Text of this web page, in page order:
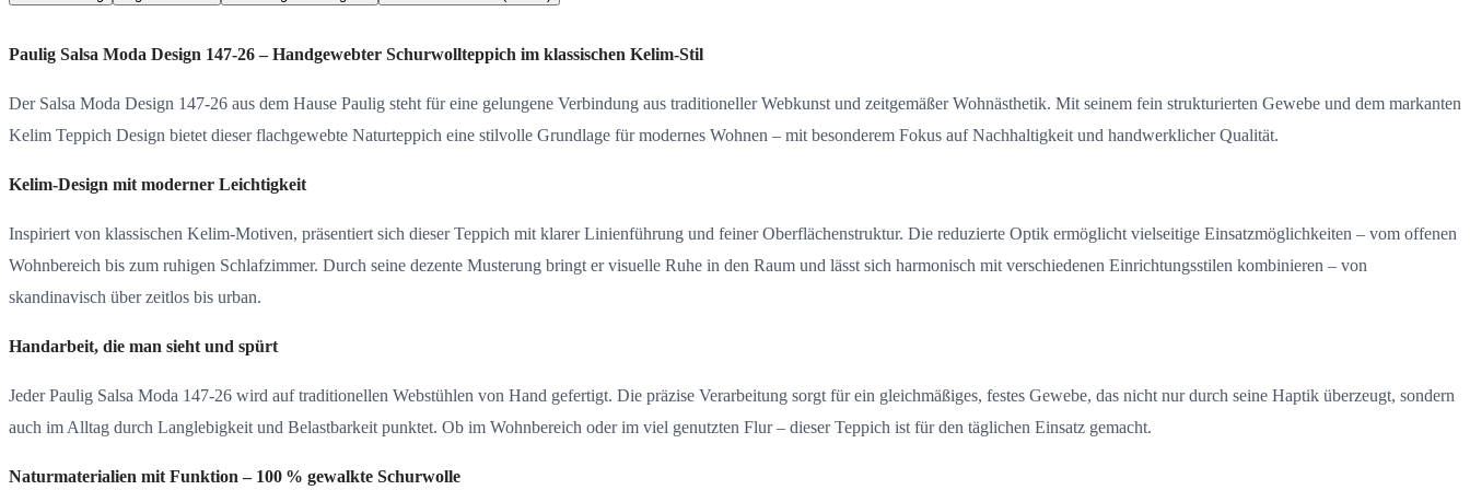
Paulig Salsa Moda Design 147-26 – Handgewebter Schurwollteppich im klassischen Kelim-Stil
Der Salsa Moda Design 147-26 aus dem Hause Paulig steht für eine gelungene Verbindung aus traditioneller Webkunst und zeitgemäßer Wohnästhetik. Mit seinem fein strukturierten Gewebe und dem markanten
Kelim Teppich Design bietet dieser flachgewebte Naturteppich eine stilvolle Grundlage für modernes Wohnen – mit besonderem Fokus auf Nachhaltigkeit und handwerklicher Qualität.
Kelim-Design mit moderner Leichtigkeit
Inspiriert von klassischen Kelim-Motiven, präsentiert sich dieser Teppich mit klarer Linienführung und feiner Oberflächenstruktur. Die reduzierte Optik ermöglicht vielseitige Einsatzmöglichkeiten – vom offenen
Wohnbereich bis zum ruhigen Schlafzimmer. Durch seine dezente Musterung bringt er visuelle Ruhe in den Raum und lässt sich harmonisch mit verschiedenen Einrichtungsstilen kombinieren – von
skandinavisch über zeitlos bis urban.
Handarbeit, die man sieht und spürt
Jeder Paulig Salsa Moda 147-26 wird auf traditionellen Webstühlen von Hand gefertigt. Die präzise Verarbeitung sorgt für ein gleichmäßiges, festes Gewebe, das nicht nur durch seine Haptik überzeugt, sondern
auch im Alltag durch Langlebigkeit und Belastbarkeit punktet. Ob im Wohnbereich oder im viel genutzten Flur – dieser Teppich ist für den täglichen Einsatz gemacht.
Naturmaterialien mit Funktion – 100 % gewalkte Schurwolle